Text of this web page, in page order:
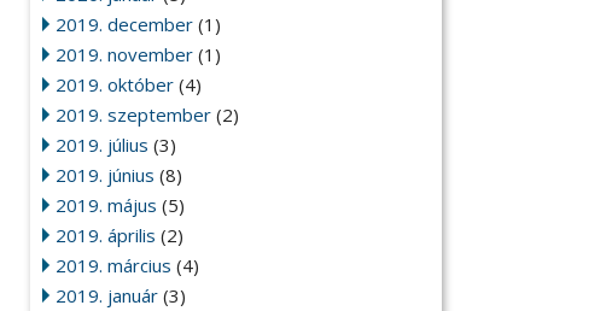
2019. december(1)
2019. november(1)
2019. október(4)
2019. szeptember(2)
2019. július (3)
2019. június (8)
2019. május (5)
2019. április (2)
2019. március (4)
2019. január(3)